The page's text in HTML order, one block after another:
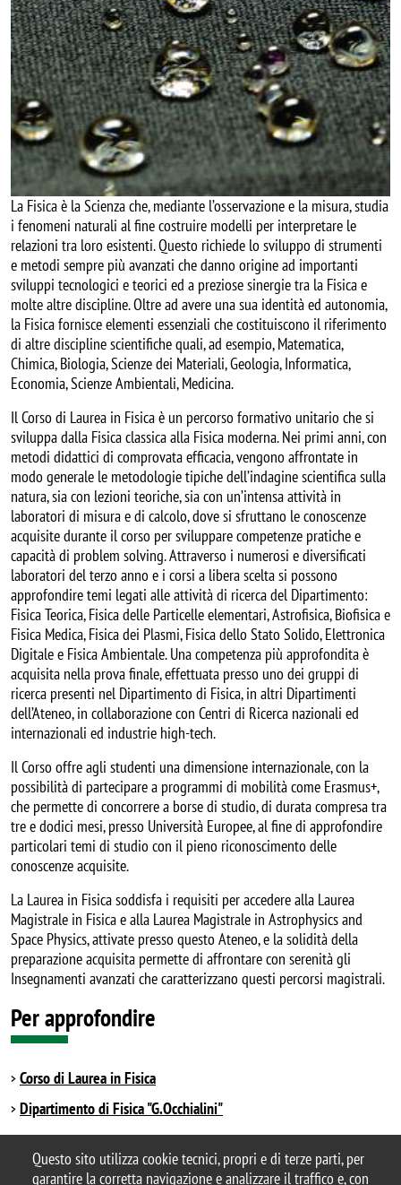
Questo sito utilizza cookie tecnici, propri e di terze parti, per
garantire la corretta navigazione e analizzare il traffico e, con
La Fisica è la Scienza che, mediante l’osservazione e la misura, studia
i fenomeni naturali al fine costruire modelli per interpretare le
relazioni tra loro esistenti. Questo richiede lo sviluppo di strumenti
e metodi sempre più avanzati che danno origine ad importanti
sviluppi tecnologici e teorici ed a preziose sinergie tra la Fisica e
molte altre discipline. Oltre ad avere una sua identità ed autonomia,
la Fisica fornisce elementi essenziali che costituiscono il riferimento
di altre discipline scientifiche quali, ad esempio, Matematica,
Chimica, Biologia, Scienze dei Materiali, Geologia, Informatica,
Economia, Scienze Ambientali, Medicina.
Il Corso di Laurea in Fisica è un percorso formativo unitario che si
sviluppa dalla Fisica classica alla Fisica moderna. Nei primi anni, con
metodi didattici di comprovata efficacia, vengono affrontate in
modo generale le metodologie tipiche dell’indagine scientifica sulla
natura, sia con lezioni teoriche, sia con un’intensa attività in
laboratori di misura e di calcolo, dove si sfruttano le conoscenze
acquisite durante il corso per sviluppare competenze pratiche e
capacità di problem solving. Attraverso i numerosi e diversificati
laboratori del terzo anno e i corsi a libera scelta si possono
approfondire temi legati alle attività di ricerca del Dipartimento:
Fisica Teorica, Fisica delle Particelle elementari, Astrofisica, Biofisica e
Fisica Medica, Fisica dei Plasmi, Fisica dello Stato Solido, Elettronica
Digitale e Fisica Ambientale. Una competenza più approfondita è
acquisita nella prova finale, effettuata presso uno dei gruppi di
ricerca presenti nel Dipartimento di Fisica, in altri Dipartimenti
dell’Ateneo, in collaborazione con Centri di Ricerca nazionali ed
internazionali ed industrie high-tech.
Il Corso offre agli studenti una dimensione internazionale, con la
possibilità di partecipare a programmi di mobilità come Erasmus+,
che permette di concorrere a borse di studio, di durata compresa tra
tre e dodici mesi, presso Università Europee, al fine di approfondire
particolari temi di studio con il pieno riconoscimento delle
conoscenze acquisite.
La Laurea in Fisica soddisfa i requisiti per accedere alla Laurea
Magistrale in Fisica e alla Laurea Magistrale in Astrophysics and
Space Physics, attivate presso questo Ateneo, e la solidità della
preparazione acquisita permette di affrontare con serenità gli
Insegnamenti avanzati che caratterizzano questi percorsi magistrali.
Per approfondire
Corso di Laurea in Fisica
Dipartimento di Fisica "G.Occhialini"